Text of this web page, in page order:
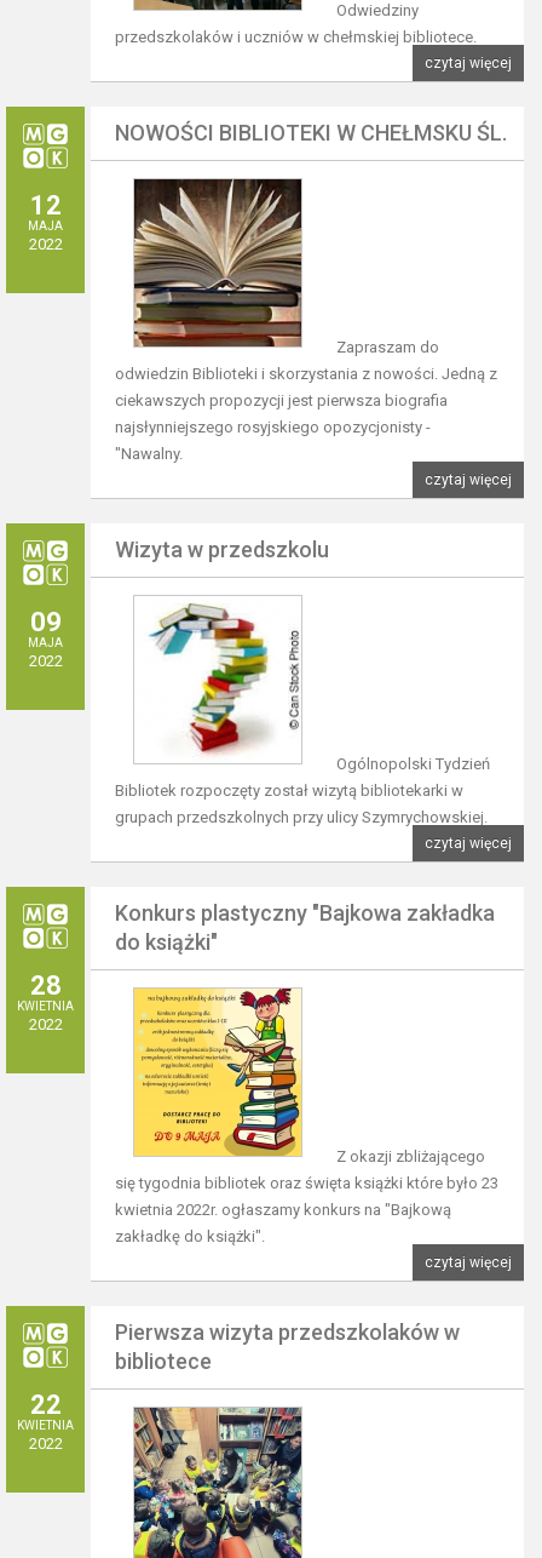
Odwiedziny
przedszkolaków i uczniów w chełmskiej bibliotece.
czytaj więcej
12
MAJA
2022
NOWOŚCI BIBLIOTEKI W CHEŁMSKU ŚL.
Zapraszam do
odwiedzin Biblioteki i skorzystania z nowości. Jedną z
ciekawszych propozycji jest pierwsza biografia
najsłynniejszego rosyjskiego opozycjonisty -
"Nawalny.
czytaj więcej
09
MAJA
2022
Wizyta w przedszkolu
Ogólnopolski Tydzień
Bibliotek rozpoczęty został wizytą bibliotekarki w
grupach przedszkolnych przy ulicy Szymrychowskiej.
czytaj więcej
28
KWIETNIA
2022
Konkurs plastyczny "Bajkowa zakładka
do książki"
Z okazji zbliżającego
się tygodnia bibliotek oraz święta książki które było 23
kwietnia 2022r. ogłaszamy konkurs na "Bajkową
zakładkę do książki".
czytaj więcej
22
KWIETNIA
2022
Pierwsza wizyta przedszkolaków w
bibliotece